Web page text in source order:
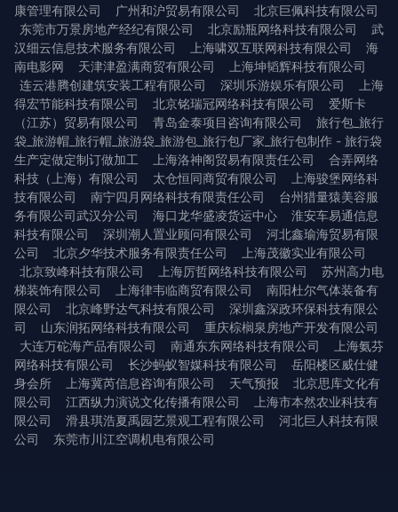
康管理有限公司
广州和沪贸易有限公司
北京巨佩科技有限公司
东莞市万景房地产经纪有限公司
北京励瓶网络科技有限公司
武
汉细云信息技术服务有限公司
上海啸双互联网科技有限公司
海
南电影网
天津津盈满商贸有限公司
上海坤韬辉科技有限公司
连云港腾创建筑安装工程有限公司
深圳乐游娱乐有限公司
上海
得宏节能科技有限公司
北京铭瑞冠网络科技有限公司
爱斯卡
（江苏）贸易有限公司
青岛金泰项目咨询有限公司
旅行包_旅行
袋_旅游帽_旅行帽_旅游袋_旅游包_旅行包厂家_旅行包制作 - 旅行袋
生产定做定制订做加工
上海洛神阁贸易有限责任公司
合弄网络
科技（上海）有限公司
太仓恒同商贸有限公司
上海骏堡网络科
技有限公司
南宁四月网络科技有限责任公司
台州猎量猿美容服
务有限公司武汉分公司
海口龙华盛凌货运中心
淮安车易通信息
科技有限公司
深圳潮人置业顾问有限公司
河北鑫瑜海贸易有限
公司
北京夕华技术服务有限责任公司
上海茂徽实业有限公司
北京致峰科技有限公司
上海厉哲网络科技有限公司
苏州高力电
梯装饰有限公司
上海律韦临商贸有限公司
南阳杜尔气体装备有
限公司
北京峰野达气科技有限公司
深圳鑫深政环保科技有限公
司
山东润拓网络科技有限公司
重庆棕榈泉房地产开发有限公司
大连万砣海产品有限公司
南通东东网络科技有限公司
上海氨芬
网络科技有限公司
长沙蚂蚁智媒科技有限公司
岳阳楼区威仕健
身会所
上海冀芮信息咨询有限公司 天气预报
北京思库文化有
限公司
江西纵力演说文化传播有限公司
上海市本然农业科技有
限公司
滑县琪浩夏禹园艺景观工程有限公司
河北巨人科技有限
公司
东莞市川江空调机电有限公司